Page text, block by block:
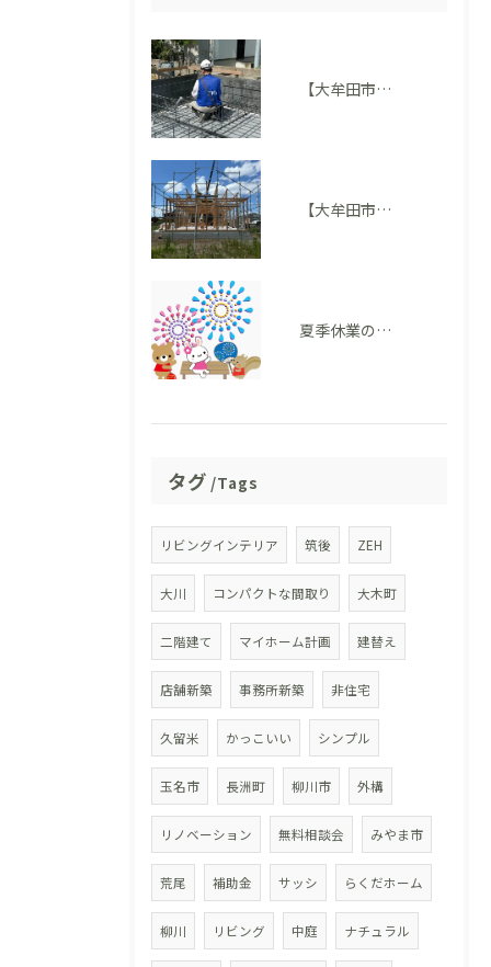
【大牟田市M様邸】配筋検査に適合しました。完成後には見えない部分も大切にしています
【大牟田市 T様邸】上棟を迎えました！いよいよ住まいの形が見えてきました
夏季休業のお知らせ
タグ Tags
リビングインテリア 筑後 ZEH
大川 コンパクトな間取り 大木町
二階建て マイホーム計画 建替え
店舗新築 事務所新築 非住宅
久留米 かっこいい シンプル
玉名市 長洲町 柳川市 外構
リノベーション 無料相談会 みやま市
荒尾 補助金 サッシ らくだホーム
柳川 リビング 中庭 ナチュラル